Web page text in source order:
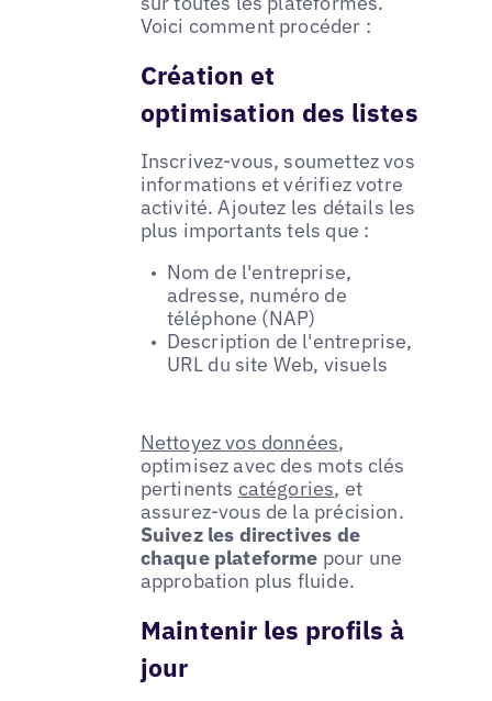
Voici comment procéder :
Création et
optimisation des listes
Inscrivez-vous, soumettez vos
informations et vérifiez votre
activité. Ajoutez les détails les
plus importants tels que :
Nom de l'entreprise,
adresse, numéro de
téléphone (NAP)
Description de l'entreprise,
URL du site Web, visuels
Nettoyez vos données,
optimisez avec des mots clés
pertinents catégories, et
assurez-vous de la précision.
Suivez les directives de
chaque plateforme pour une
approbation plus fluide.
Maintenir les profils à
jour